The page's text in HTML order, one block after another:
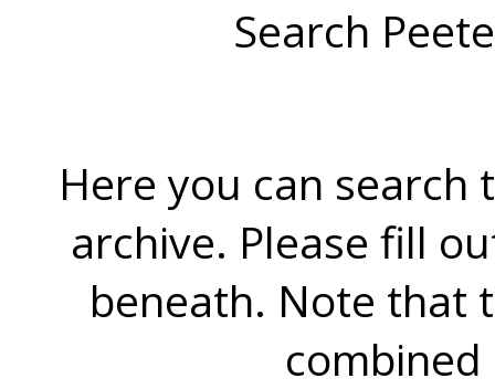
Search
Here you can search
archive. Please fill
beneath. Note that
combined